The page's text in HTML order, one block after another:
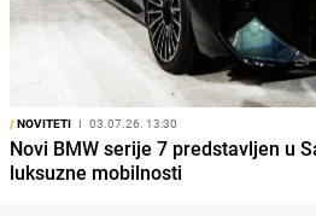
/NOVITETI I 03.07.26. 13:30
Novi BMW serije 7 predstavljen u
luksuzne mobilnosti